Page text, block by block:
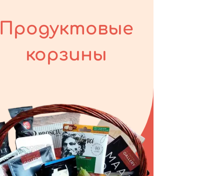
Продуктовые
корзины